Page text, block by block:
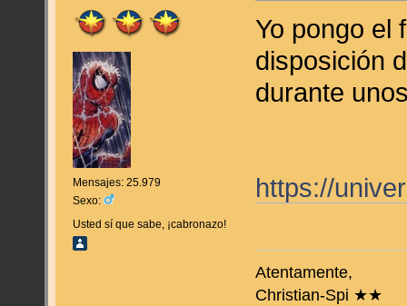
Mensajes: 25.979
Sexo:
Usted sí que sabe, ¡cabronazo!
Yo pongo el
disposición
durante
https://
Atentamente,
Christian-Spi ★★